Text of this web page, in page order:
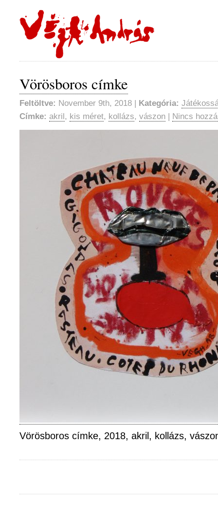
Vörösboros címke
Feltöltve: November 9th, 2018 | Kategória:
Címke: akril, kis méret, kollázs, vászon | Nincs
Vörösboros címke, 2018, akril, kollázs,